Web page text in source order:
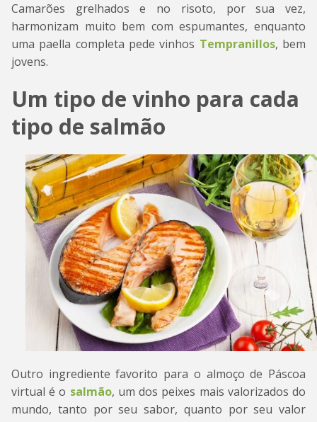
Camarões grelhados e no risoto, por sua vez,
harmonizam muito bem com espumantes, enquanto
uma paella completa pede vinhos Tempranillos, bem
jovens.
Um tipo de vinho para cada
tipo de salmão
Outro ingrediente favorito para o almoço de Páscoa
virtual é o salmão, um dos peixes mais valorizados do
mundo, tanto por seu sabor, quanto por seu valor